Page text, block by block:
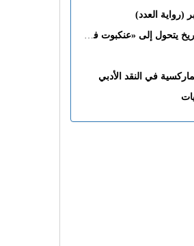
(رواية العدد)
عنكبوت التاريخ يتحول إلى «عنكبوت فى القلب»
في النقد الأدبي